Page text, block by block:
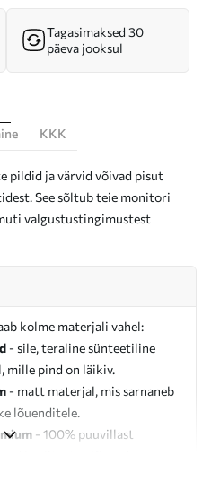
Tagasimaksed 30
päeva jooksul
KKK
pildid ja värvid võivad pisut
See sõltub teie monitori
valgustustingimustest
kolme materjali vahel:
- sile, teraline sünteetiline
mille pind on läikiv.
- matt materjal, mis sarnaneb
lõuenditele.
- 100% puuvillast